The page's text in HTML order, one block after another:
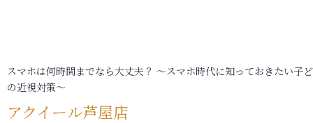
スマホは何時間までなら大丈夫？ ～スマホ時代に知っておきたい子
の近視対策～
アクイール芦屋店